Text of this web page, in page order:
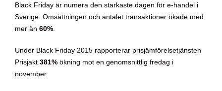
Black Friday är numera den starkaste dagen för e-handel i
Sverige. Omsättningen och antalet transaktioner ökade med
mer än 60%
Under Black Friday 2015 rapporterar prisjämförelsetjänsten
Prisjakt 381% ökning mot en genomsnittlig fredag i
november.